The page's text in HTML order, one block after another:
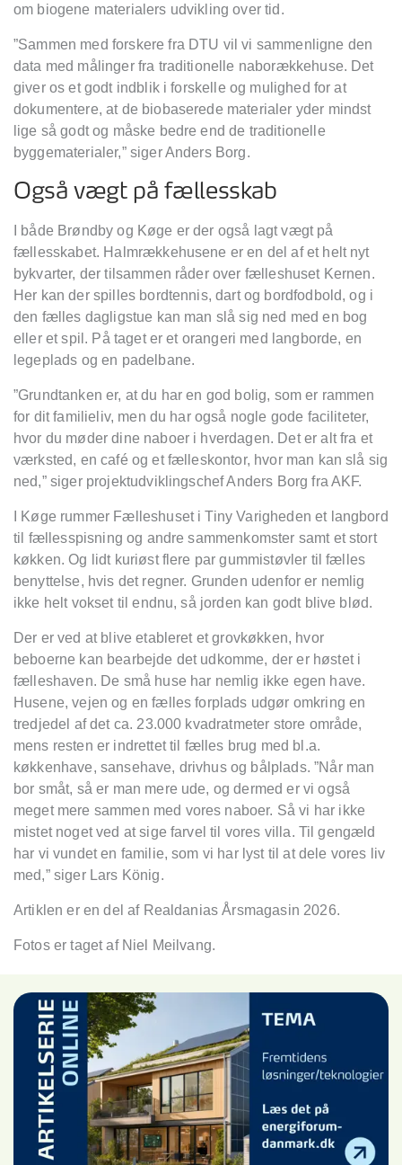
om biogene materialers udvikling over tid.
”Sammen med forskere fra DTU vil vi sammenligne den
data med målinger fra traditionelle naborækkehuse. Det
giver os et godt indblik i forskelle og mulighed for at
dokumentere, at de biobaserede materialer yder mindst
lige så godt og måske bedre end de traditionelle
byggematerialer,” siger Anders Borg.
Også vægt på fællesskab
I både Brøndby og Køge er der også lagt vægt på
fællesskabet. Halmrækkehusene er en del af et helt nyt
bykvarter, der tilsammen råder over fælleshuset Kernen.
Her kan der spilles bordtennis, dart og bordfodbold, og i
den fælles dagligstue kan man slå sig ned med en bog
eller et spil. På taget er et orangeri med langborde, en
legeplads og en padelbane.
”Grundtanken er, at du har en god bolig, som er rammen
for dit familieliv, men du har også nogle gode faciliteter,
hvor du møder dine naboer i hverdagen. Det er alt fra et
værksted, en café og et fælleskontor, hvor man kan slå sig
ned,” siger projektudviklingschef Anders Borg fra AKF.
I Køge rummer Fælleshuset i Tiny Varigheden et langbord
til fællesspisning og andre sammenkomster samt et stort
køkken. Og lidt kuriøst flere par gummistøvler til fælles
benyttelse, hvis det regner. Grunden udenfor er nemlig
ikke helt vokset til endnu, så jorden kan godt blive blød.
Der er ved at blive etableret et grovkøkken, hvor
beboerne kan bearbejde det udkomme, der er høstet i
fælleshaven. De små huse har nemlig ikke egen have.
Husene, vejen og en fælles forplads udgør omkring en
tredjedel af det ca. 23.000 kvadratmeter store område,
mens resten er indrettet til fælles brug med bl.a.
køkkenhave, sansehave, drivhus og bålplads. ”Når man
bor småt, så er man mere ude, og dermed er vi også
meget mere sammen med vores naboer. Så vi har ikke
mistet noget ved at sige farvel til vores villa. Til gengæld
har vi vundet en familie, som vi har lyst til at dele vores liv
med,” siger Lars König.
Artiklen er en del af Realdanias Årsmagasin 2026.
Fotos er taget af Niel Meilvang.